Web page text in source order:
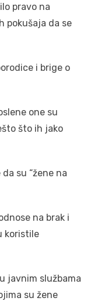
pravo na
pokušaja da se
i brige o
one su
što ih jako
su “žene na
na brak i
koristile
javnim službama
su žene